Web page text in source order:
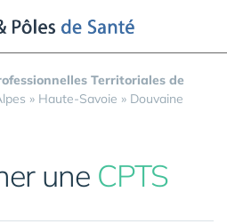
Territoriales de
» Haute-Savoie » Douvaine
une CPTS